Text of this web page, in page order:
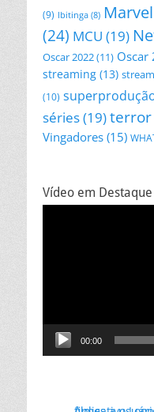
(9) Ibitinga (8) Marvel
(24) MCU (19)
Oscar 2022(11) Oscar
streaming (13)
(10)
séries(19)terror
Vingadores (15)
Vídeo em Destaque
00:00